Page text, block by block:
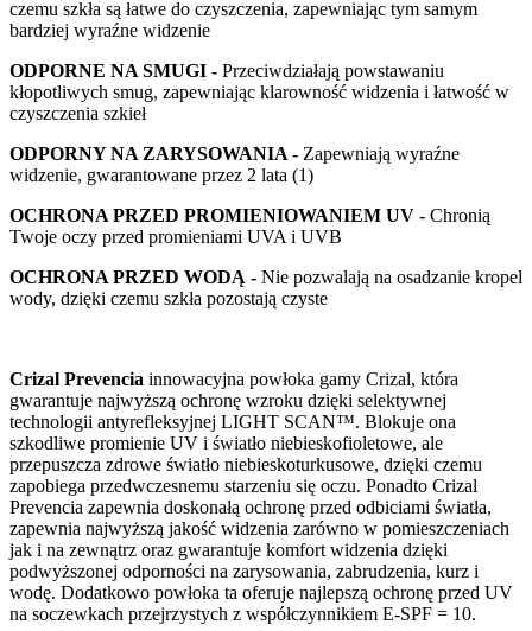
czemu szkła są łatwe do czyszczenia, zapewniając tym samym
bardziej wyraźne widzenie
ODPORNE NA SMUGI - Przeciwdziałają powstawaniu
kłopotliwych smug, zapewniając klarowność widzenia i łatwość w
czyszczenia szkieł
ODPORNY NA ZARYSOWANIA - Zapewniają wyraźne
widzenie, gwarantowane przez 2 lata (1)
OCHRONA PRZED PROMIENIOWANIEM UV - Chronią
Twoje oczy przed promieniami UVA i UVB
OCHRONA PRZED WODĄ - Nie pozwalają na osadzanie kropel
wody, dzięki czemu szkła pozostają czyste
Crizal Prevencia innowacyjna powłoka gamy Crizal, która
gwarantuje najwyższą ochronę wzroku dzięki selektywnej
technologii antyrefleksyjnej LIGHT SCAN™. Blokuje ona
szkodliwe promienie UV i światło niebieskofioletowe, ale
przepuszcza zdrowe światło niebieskoturkusowe, dzięki czemu
zapobiega przedwczesnemu starzeniu się oczu. Ponadto Crizal
Prevencia zapewnia doskonałą ochronę przed odbiciami światła,
zapewnia najwyższą jakość widzenia zarówno w pomieszczeniach
jak i na zewnątrz oraz gwarantuje komfort widzenia dzięki
podwyższonej odporności na zarysowania, zabrudzenia, kurz i
wodę. Dodatkowo powłoka ta oferuje najlepszą ochronę przed UV
na soczewkach przejrzystych z współczynnikiem E-SPF = 10.